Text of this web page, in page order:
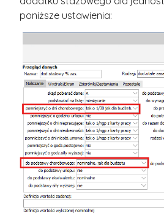
poniższe ustawienia: